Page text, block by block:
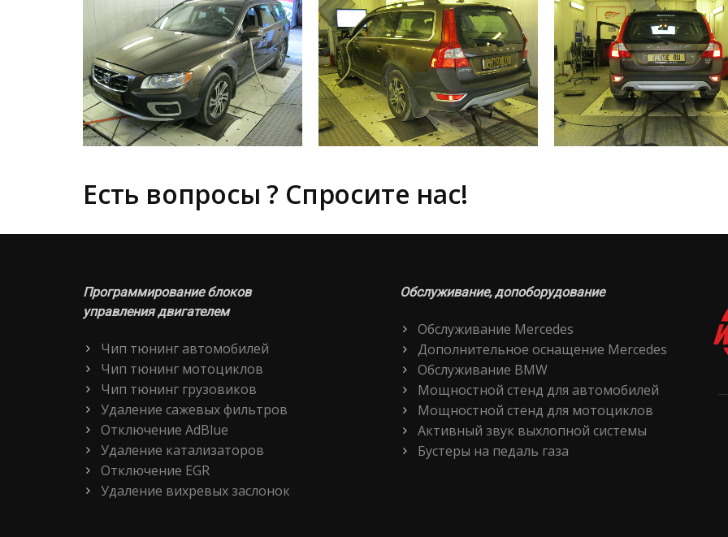
Есть вопросы ? Спросите нас!
Программирование блоков
управления двигателем
Чип тюнинг автомобилей
Чип тюнинг мотоциклов
Чип тюнинг грузовиков
Удаление сажевых фильтров
Отключение AdBlue
Удаление катализаторов
Отключение EGR
Удаление вихревых заслонок
Обслуживание, допоборудование
Обслуживание Mercedes
Дополнительное оснащение Mercedes
Обслуживание BMW
Мощностной стенд для автомобилей
Мощностной стенд для мотоциклов
Активный звук выхлопной системы
Бустеры на педаль газа